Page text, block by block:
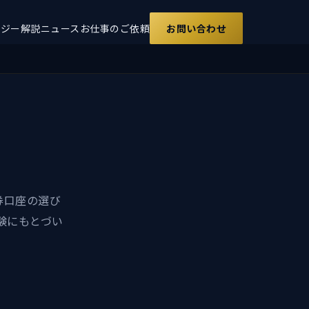
ー解説ニュース お仕事のご依頼 お問い合わせ
座の選び
にもとづい